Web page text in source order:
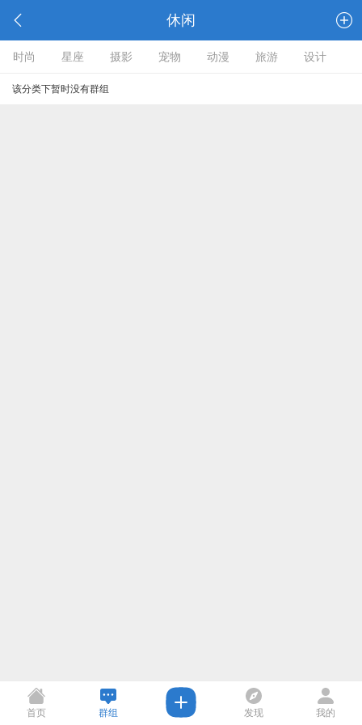
休闲
时尚 星座 摄影 宠物 动漫 旅游 设计
该分类下暂时没有群组
首页 群组 发现 我的